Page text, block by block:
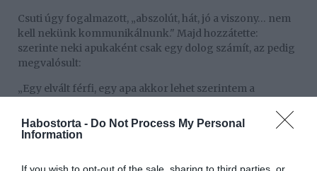
Habostorta - Do Not Process My Personal
Information
If you wish to opt-out of the sale, sharing to third parties, or
Csuti úgy fogalmazott, „abszolút, hát, jó a viszony… nem
kell nekünk kommunikálnunk." Majd hozzátette:
szerinte neki apukaként csak egy dolog számít, az pedig
megvalósult:
„Egy elvált férfi, egy apa akkor lehet szerintem a
vannak. Akkor is, amikor nincsenek vele. Márk szereti a
gyerekeimet, és a gyerekeim is szeretik őt”